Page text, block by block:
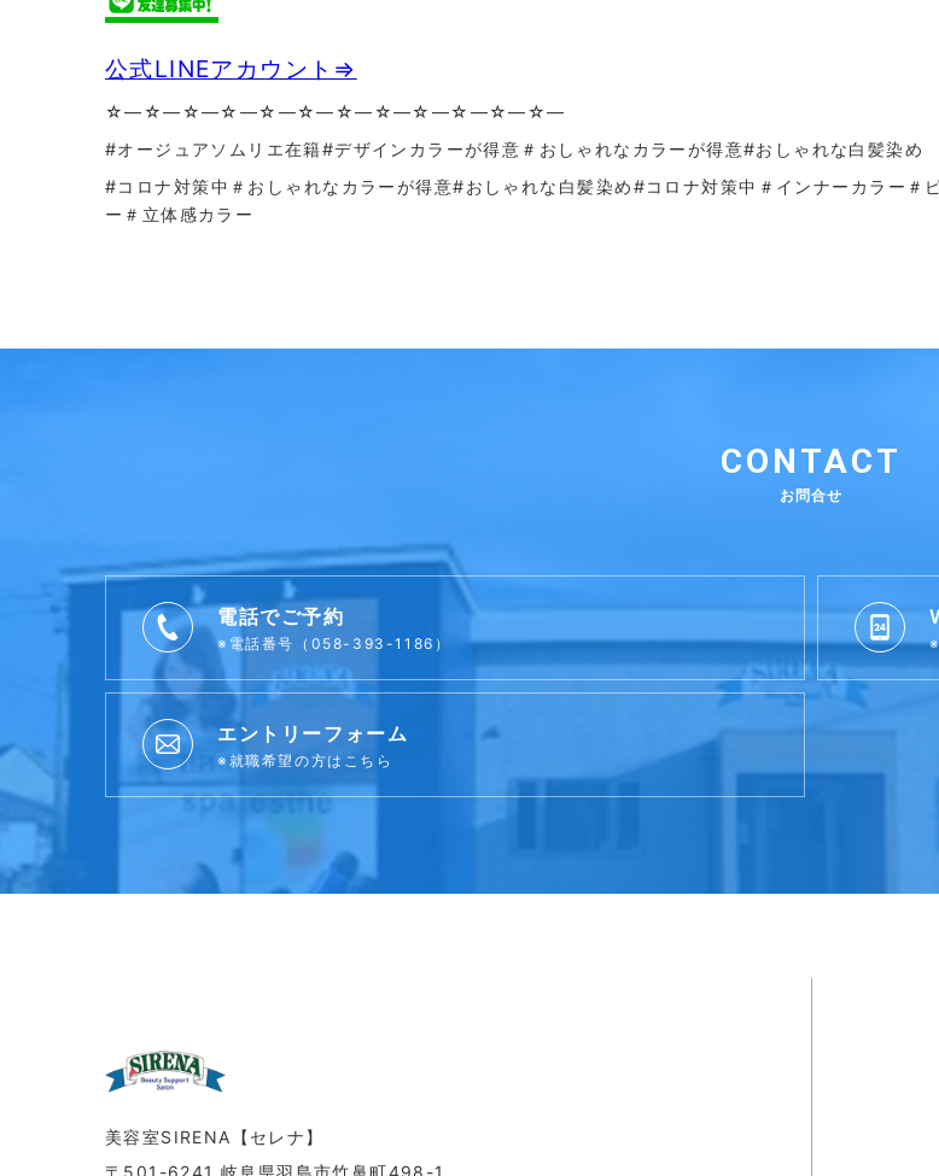
公式LINEアカウント⇒
☆—☆—☆—☆—☆—☆—☆—☆—☆—☆—☆—☆—
#オージュアソムリエ在籍#デザインカラーが得意＃おしゃれなカラーが得意#おしゃれな白髪染め
#コロナ対策中＃おしゃれなカラーが得意#おしゃれな白髪染め#コロナ対策中＃インナーカラー＃
ー＃立体感カラー
CONTACT
お問合せ
電話でご予約
※電話番号（058-393-1186）
エントリーフォーム
※就職希望の方はこちら
美容室SIRENA【セレナ】
〒501-6241 岐阜県羽島市竹鼻町498-1